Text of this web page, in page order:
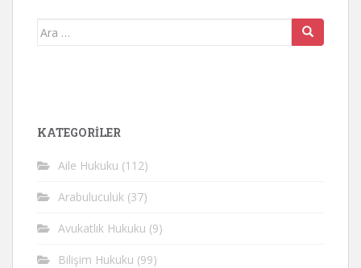
Arama
KATEGORİLER
Aile Hukuku (112)
Arabuluculuk (37)
Avukatlık Hukuku (9)
Bilişim Hukuku (99)